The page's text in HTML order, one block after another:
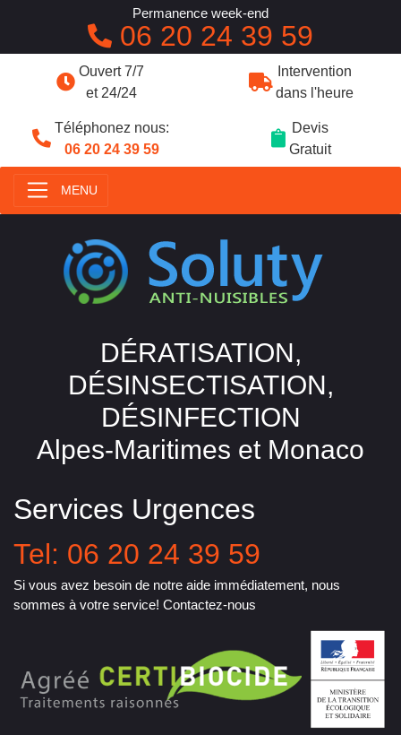
Ouvert 7/7
et 24/24
Intervention
dans l'heure
Téléphonez nous:
06 20 24 39 59
Devis
Gratuit
MENU
DÉRATISATION,
DÉSINSECTISATION,
DÉSINFECTION
Alpes-Maritimes et Monaco
Services Urgences
Tel: 06 20 24 39 59
Si vous avez besoin de notre aide immédiatement, nous
sommes à votre service! Contactez-nous
Permanence week-end
06 20 24 39 59